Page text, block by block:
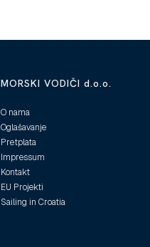
MORSKI VODIČI d.o.o.
O nama
Oglašavanje
Pretplata
Impressum
Kontakt
EU Projekti
Sailing in Croatia